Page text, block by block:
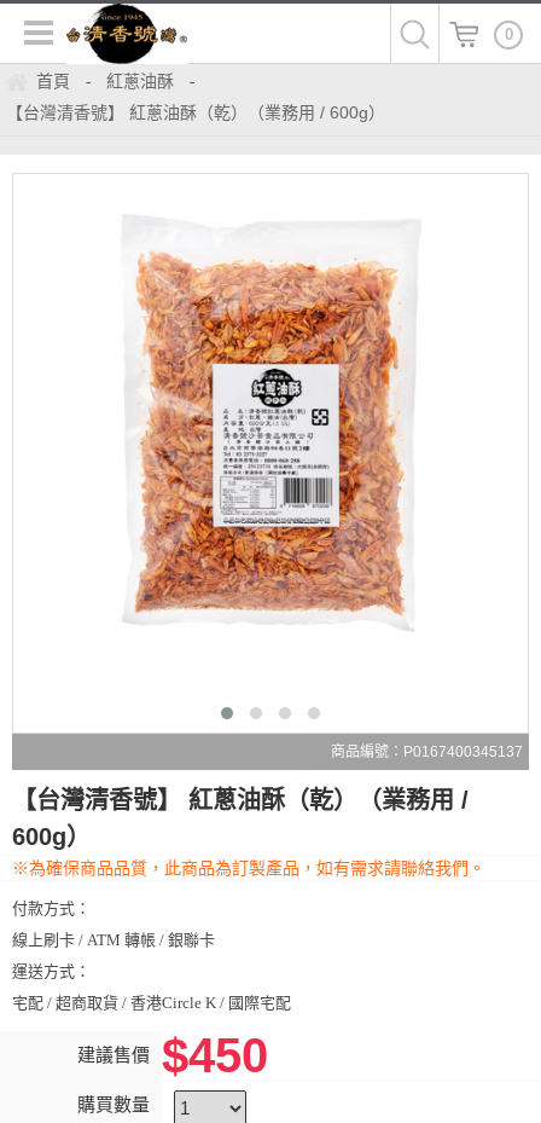
0
首頁 - 紅蔥油酥 -
【台灣清香號】 紅蔥油酥（乾）（業務用 / 600g）
商品編號：P0167400345137
【台灣清香號】 紅蔥油酥（乾）（業務用 /
600g）
※為確保商品品質，此商品為訂製產品，如有需求請聯絡我們。
付款方式：
線上刷卡 / ATM 轉帳 / 銀聯卡
運送方式：
宅配 / 超商取貨 / 香港Circle K / 國際宅配
建議售價 $450
購買數量